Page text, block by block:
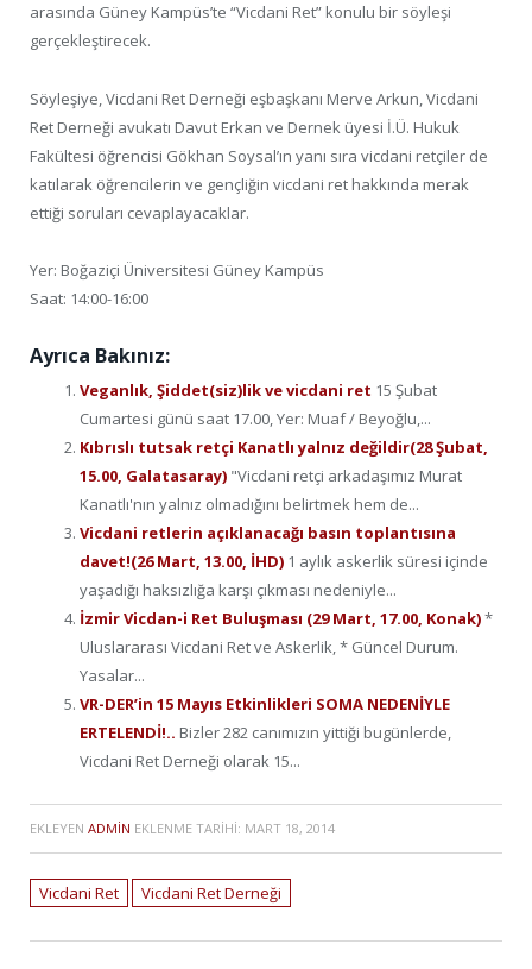
arasında Güney Kampüs’te “Vicdani Ret” konulu bir söyleşi
gerçekleştirecek.
Söyleşiye, Vicdani Ret Derneği eşbaşkanı Merve Arkun, Vicdani
Ret Derneği avukatı Davut Erkan ve Dernek üyesi İ.Ü. Hukuk
Fakültesi öğrencisi Gökhan Soysal’ın yanı sıra vicdani retçiler de
katılarak öğrencilerin ve gençliğin vicdani ret hakkında merak
ettiği soruları cevaplayacaklar.
Yer: Boğaziçi Üniversitesi Güney Kampüs
Saat: 14:00-16:00
Ayrıca Bakınız:
Veganlık, Şiddet(siz)lik ve vicdani ret 15 Şubat
Cumartesi günü saat 17.00, Yer: Muaf / Beyoğlu,...
Kıbrıslı tutsak retçi Kanatlı yalnız değildir(28 Şubat,
15.00, Galatasaray) "Vicdani retçi arkadaşımız Murat
Kanatlı'nın yalnız olmadığını belirtmek hem de...
Vicdani retlerin açıklanacağı basın toplantısına
davet!(26 Mart, 13.00, İHD) 1 aylık askerlik süresi içinde
yaşadığı haksızlığa karşı çıkması nedeniyle...
İzmir Vicdan-i Ret Buluşması (29 Mart, 17.00, Konak)*
Uluslararası Vicdani Ret ve Askerlik, * Güncel Durum.
Yasalar...
VR-DER’in 15 Mayıs Etkinlikleri SOMA NEDENİYLE
ERTELENDİ!.. Bizler 282 canımızın yittiği bugünlerde,
Vicdani Ret Derneği olarak 15...
EKLEYEN ADMIN EKLENME TARIHI: MART 18, 2014
Vicdani Ret Vicdani Ret Derneği